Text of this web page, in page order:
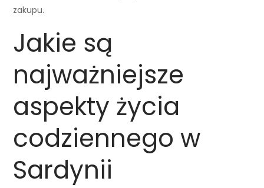
zakupu.
Jakie są
najważniejsze
aspekty życia
codziennego w
Sardynii